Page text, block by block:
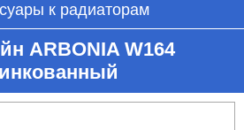
к радиаторам
ARBONIA W164